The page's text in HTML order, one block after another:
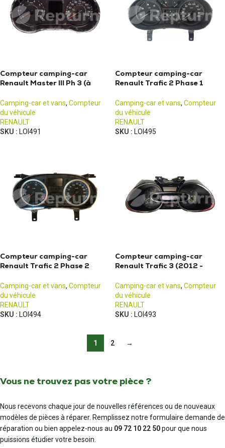
Compteur camping-car
Renault Master III Ph 3 (à
Camping-car et vans, Compteur
du véhicule
RENAULT
SKU : LOI491
Compteur camping-car
Renault Trafic 2 Phase 1
Camping-car et vans, Compteur
du véhicule
RENAULT
SKU : LOI495
Compteur camping-car
Renault Trafic 2 Phase 2
Camping-car et vans, Compteur
du véhicule
RENAULT
SKU : LOI494
Compteur camping-car
Renault Trafic 3 (2012 -
Camping-car et vans, Compteur
du véhicule
RENAULT
SKU : LOI493
1 2 →
Vous ne trouvez pas votre pièce ?
Nous recevons chaque jour de nouvelles références ou de nouveaux
modèles de pièces à réparer. Remplissez notre formulaire demande de
réparation ou bien appelez-nous au 09 72 10 22 50pour que nous
puissions étudier votre besoin.